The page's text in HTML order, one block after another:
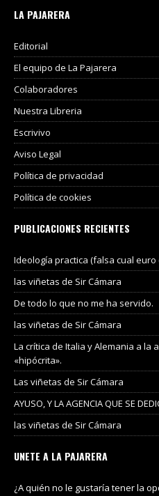
LA PAJARERA
Editorial
El equipo de La Pajarera
Colaboradores
Nuestra Libreria
Escrivivo
Aviso Legal
Política de privacidad
Política de cookies
PUBLICACIONES RECIENTES
Ideología practica (falsa cual euro
las viñetas de Sir Cámara
De todo lo que no me ha servido.
las viñetas de Sir Cámara
La crítica de Italia y Alemania a la
«hipócrita».
Las viñetas de Sir Cámara
AYUSO, Y LA AGENCIA QUE SE
las viñetas de Sir Cámara
UNETE A LA PAJARERA
¿A quién no le gustaría tener la